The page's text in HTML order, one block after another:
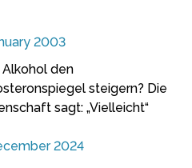
2003
Alkohol den
steigern? Die
sagt: „Vielleicht“
2024